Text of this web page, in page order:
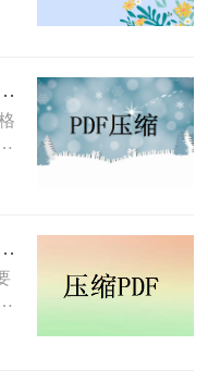
变小？两招教你轻松压缩！
点？分享两种实用压缩方法！